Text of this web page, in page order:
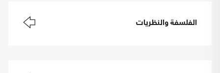
الفلسفة والنظريات